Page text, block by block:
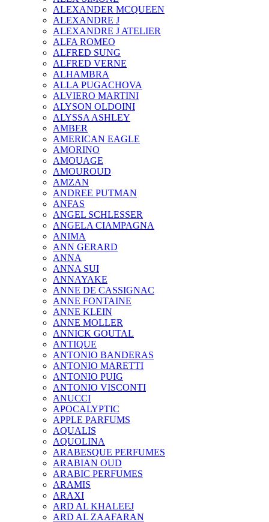
ALEXANDER MCQUEEN
ALEXANDRE J
ALEXANDRE J ATELIER
ALFA ROMEO
ALFRED SUNG
ALFRED VERNE
ALHAMBRA
ALLA PUGACHOVA
ALVIERO MARTINI
ALYSON OLDOINI
ALYSSA ASHLEY
AMBER
AMERICAN EAGLE
AMORINO
AMOUAGE
AMOUROUD
AMZAN
ANDREE PUTMAN
ANFAS
ANGEL SCHLESSER
ANGELA CIAMPAGNA
ANIMA
ANN GERARD
ANNA
ANNA SUI
ANNAYAKE
ANNE DE CASSIGNAC
ANNE FONTAINE
ANNE KLEIN
ANNE MOLLER
ANNICK GOUTAL
ANTIQUE
ANTONIO BANDERAS
ANTONIO MARETTI
ANTONIO PUIG
ANTONIO VISCONTI
ANUCCI
APOCALYPTIC
APPLE PARFUMS
AQUALIS
AQUOLINA
ARABESQUE PERFUMES
ARABIAN OUD
ARABIC PERFUMES
ARAMIS
ARAXI
ARD AL KHALEEJ
ARD AL ZAAFARAN